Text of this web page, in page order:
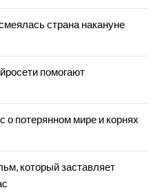
страна накануне
помогают
потерянном мире и корнях
который заставляет